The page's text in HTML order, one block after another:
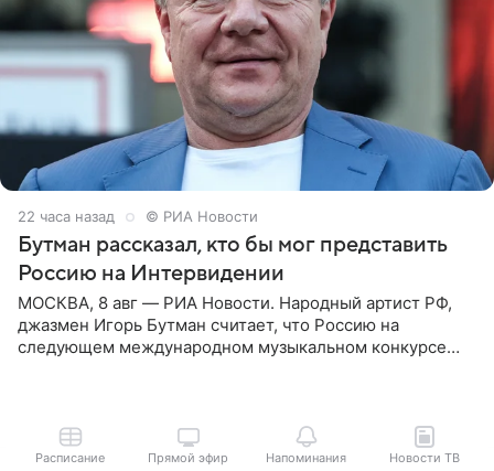
22 часа назад © РИА Новости
Бутман рассказал, кто бы мог представить
Россию на Интервидении
МОСКВА, 8 авг — РИА Новости. Народный артист РФ,
джазмен Игорь Бутман считает, что Россию на
следующем международном музыкальном конкурсе
Расписание Прямой эфир Напоминания Новости ТВ